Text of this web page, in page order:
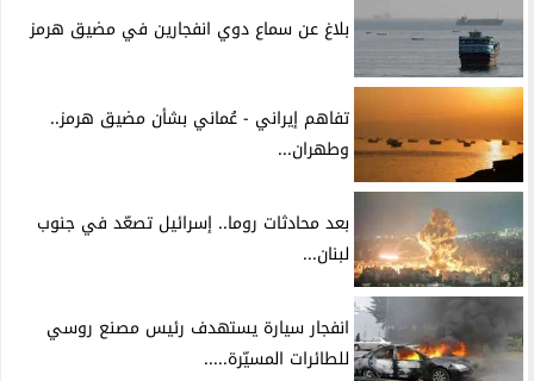
بلاغ عن سماع دوي انفجارين في مضيق هرمز
تفاهم إيراني - عُماني بشأن مضيق هرمز..
وطهران...
بعد محادثات روما.. إسرائيل تصعّد في جنوب
لبنان...
انفجار سيارة يستهدف رئيس مصنع روسي
للطائرات المسيّرة.....